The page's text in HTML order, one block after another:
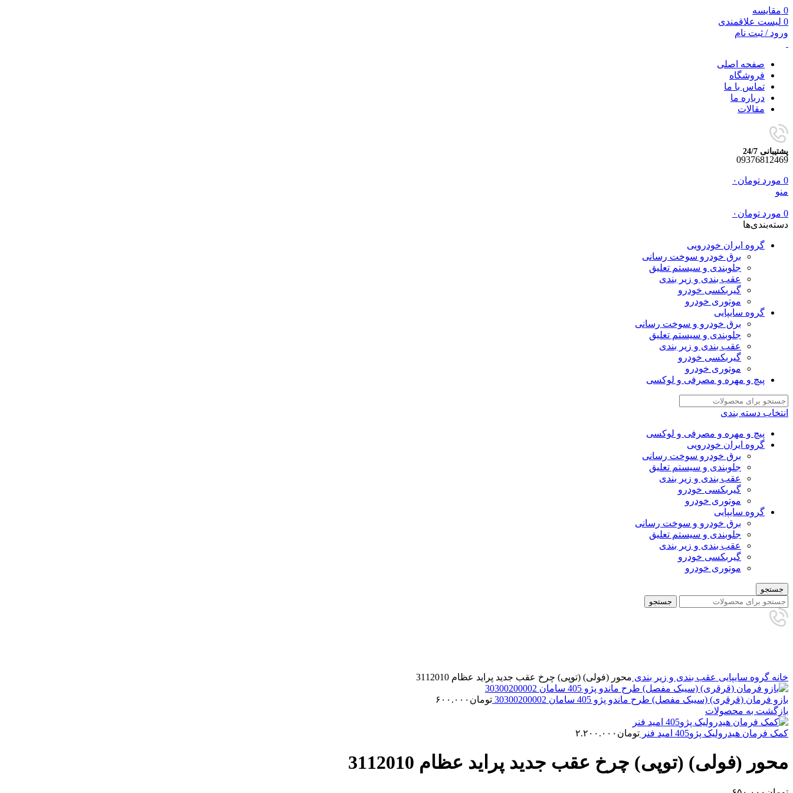
0 مقایسه
0 لیست علاقمندی
ورود / ثبت نام
صفحه اصلی
فروشگاه
تماس با ما
درباره ما
مقالات
پشتیبانی 24/7
09376812469
0 مورد تومان ۰
منو
0 مورد تومان ۰
دسته‌بندی‌ها
گروه ایران خودرویی
برق خودرو سوخت رسانی
جلوبندی و سیستم تعلیق
عقب بندی و زیر بندی
گیربکسی خودرو
موتوری خودرو
گروه سایپایی
برق خودرو و سوخت رسانی
جلوبندی و سیستم تعلیق
عقب بندی و زیر بندی
گیربکسی خودرو
موتوری خودرو
پیچ و مهره و مصرفی و لوکسی
انتخاب دسته بندی
پیچ و مهره و مصرفی و لوکسی
گروه ایران خودرویی
برق خودرو سوخت رسانی
جلوبندی و سیستم تعلیق
عقب بندی و زیر بندی
گیربکسی خودرو
موتوری خودرو
گروه سایپایی
برق خودرو و سوخت رسانی
جلوبندی و سیستم تعلیق
عقب بندی و زیر بندی
گیربکسی خودرو
موتوری خودرو
جستجو
جستجو
خانه گروه سایپایی عقب بندی و زیر بندی محور (فولی) (توپی) چرخ عقب جدید پراید عظام 3112010
بازو فرمان (قرقری) (سیبک مفصل) طرح ماندو پژو 405 سامان 30300200002 تومان ۶۰۰.۰۰۰
بازگشت به محصولات
کمک فرمان هیدرولیک پژو405 امید فنر تومان ۲.۲۰۰.۰۰۰
محور (فولی) (توپی) چرخ عقب جدید پراید عظام 3112010